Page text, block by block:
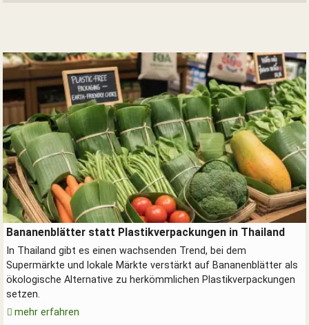
Verpackungen aus Bananenblättern - erdölfrei.
Bananenblätter statt Plastikverpackungen in Thailand
In Thailand gibt es einen wachsenden Trend, bei dem
Supermärkte und lokale Märkte verstärkt auf Bananenblätter als
ökologische Alternative zu herkömmlichen Plastikverpackungen
setzen.
mehr erfahren
SUCHEN
Durchsuchen
alles
Suchbegriff
Suchen Abbrechen